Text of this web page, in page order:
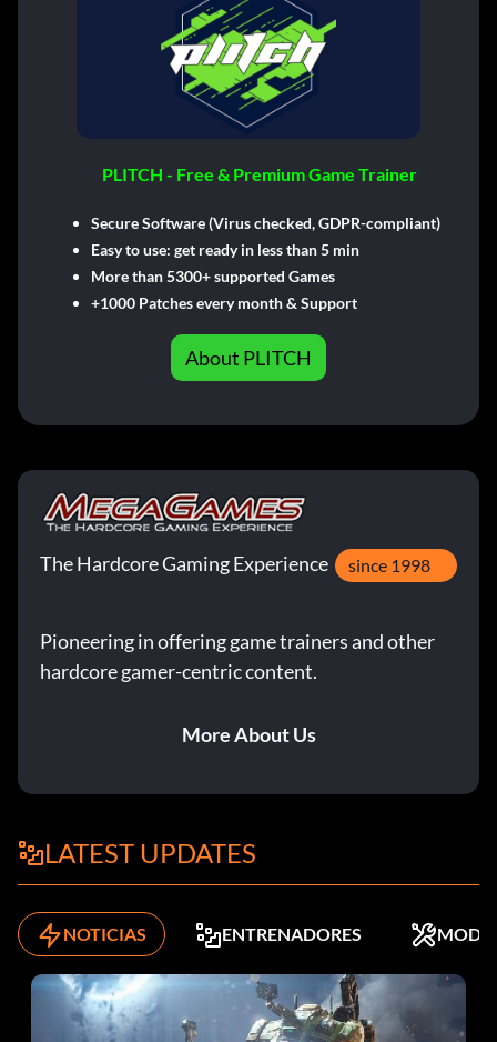
PLITCH - Free & Premium Game Trainer
Secure Software (Virus checked, GDPR-compliant)
Easy to use: get ready in less than 5 min
More than 5300+ supported Games
+1000 Patches every month & Support
About PLITCH
The Hardcore Gaming Experience since 1998
Pioneering in offering game trainers and other
hardcore gamer-centric content.
More About Us
LATEST UPDATES
NOTICIAS ENTRENADORES MODS